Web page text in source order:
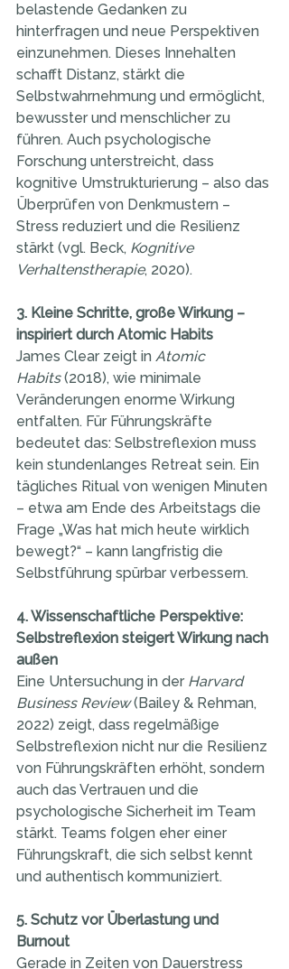
belastende Gedanken zu
hinterfragen und neue Perspektiven
einzunehmen. Dieses Innehalten
schafft Distanz, stärkt die
Selbstwahrnehmung und ermöglicht,
bewusster und menschlicher zu
führen. Auch psychologische
Forschung unterstreicht, dass
kognitive Umstrukturierung – also das
Überprüfen von Denkmustern –
Stress reduziert und die Resilienz
stärkt (vgl. Beck, Kognitive
Verhaltenstherapie, 2020).
3. Kleine Schritte, große Wirkung –
inspiriert durch Atomic Habits
James Clear zeigt in Atomic
Habits (2018), wie minimale
Veränderungen enorme Wirkung
entfalten. Für Führungskräfte
bedeutet das: Selbstreflexion muss
kein stundenlanges Retreat sein. Ein
tägliches Ritual von wenigen Minuten
– etwa am Ende des Arbeitstags die
Frage „Was hat mich heute wirklich
bewegt?“ – kann langfristig die
Selbstführung spürbar verbessern.
4. Wissenschaftliche Perspektive:
Selbstreflexion steigert Wirkung nach
außen
Eine Untersuchung in der Harvard
Business Review (Bailey & Rehman,
2022) zeigt, dass regelmäßige
Selbstreflexion nicht nur die Resilienz
von Führungskräften erhöht, sondern
auch das Vertrauen und die
psychologische Sicherheit im Team
stärkt. Teams folgen eher einer
Führungskraft, die sich selbst kennt
und authentisch kommuniziert.
5. Schutz vor Überlastung und
Burnout
Gerade in Zeiten von Dauerstress